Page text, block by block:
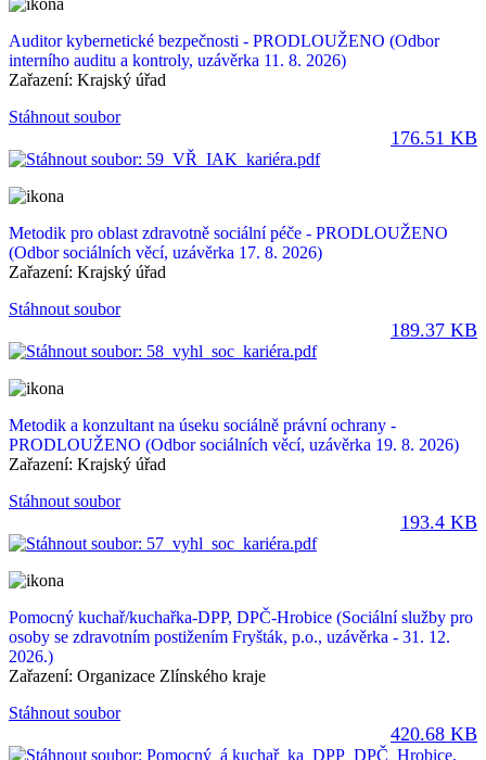
Auditor kybernetické bezpečnosti - PRODLOUŽENO (Odbor
interního auditu a kontroly, uzávěrka 11. 8. 2026)
Zařazení: Krajský úřad
Stáhnout soubor
176.51 KB
Metodik pro oblast zdravotně sociální péče - PRODLOUŽENO
(Odbor sociálních věcí, uzávěrka 17. 8. 2026)
Zařazení: Krajský úřad
Stáhnout soubor
189.37 KB
Metodik a konzultant na úseku sociálně právní ochrany -
PRODLOUŽENO (Odbor sociálních věcí, uzávěrka 19. 8. 2026)
Zařazení: Krajský úřad
Stáhnout soubor
193.4 KB
Pomocný kuchař/kuchařka-DPP, DPČ-Hrobice (Sociální služby pro
osoby se zdravotním postižením Fryšták, p.o., uzávěrka - 31. 12.
2026.)
Zařazení: Organizace Zlínského kraje
Stáhnout soubor
420.68 KB